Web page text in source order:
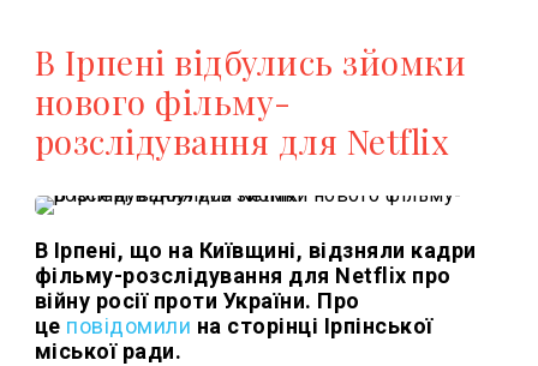
В Ірпені відбулись зйомки
нового фільму-
розслідування для Netflix
В Ірпені, що на Київщині, відзняли кадри
фільму-розслідування для Netflix про
війну росії проти України. Про
це повідомили на сторінці Ірпінської
міської ради.